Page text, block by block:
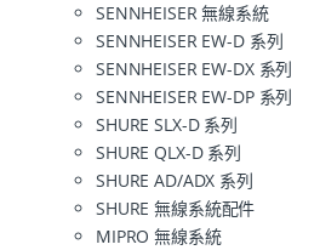
SENNHEISER 無線系統
SENNHEISER EW-D 系列
SENNHEISER EW-DX 系列
SENNHEISER EW-DP 系列
SHURE SLX-D 系列
SHURE QLX-D 系列
SHURE AD/ADX 系列
SHURE 無線系統配件
MIPRO 無線系統